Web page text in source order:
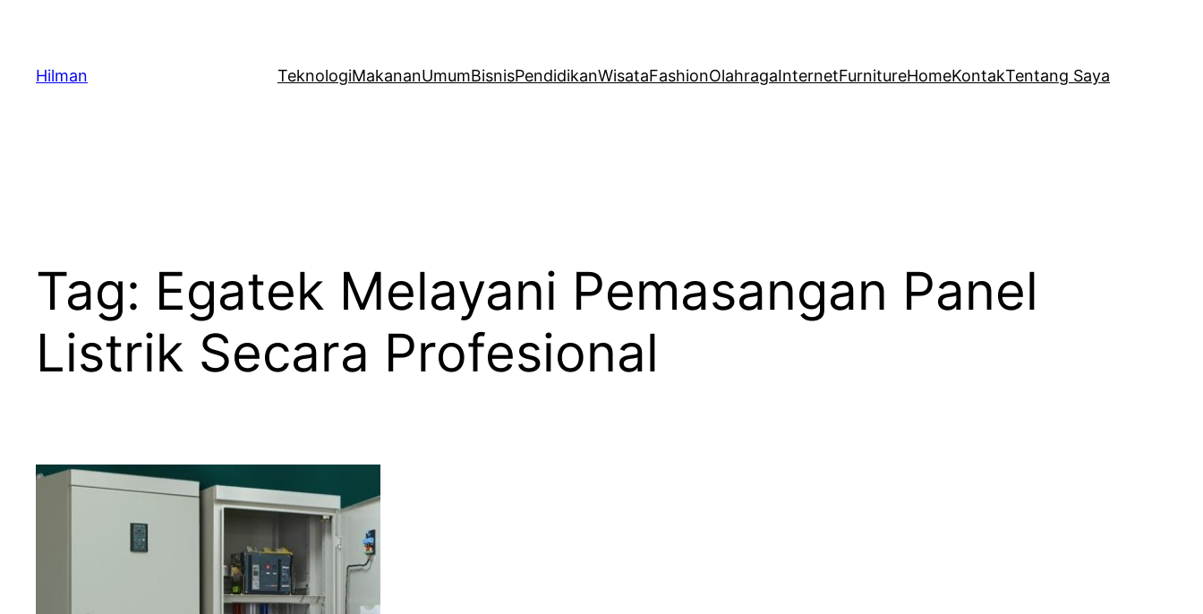
content
Hilman TeknologiMakananUmumBisnisPendidikanWisataFashionOlahragaInternetFurnitureHomeKontakTentang Saya
Tag: Egatek Melayani Pemasangan Panel
Listrik Secara Profesional